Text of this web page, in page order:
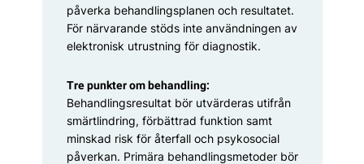
påverka behandlingsplanen och resultatet.
För närvarande stöds inte använd­ningen av
elektronisk utrustning för dia­gnostik.
Tre punkter om behandling:
Behandlingsresultat bör utvärderas utifrån
smärtlindring, förbättrad funktion samt
minskad risk för återfall och psykosocial
påverkan. ­Primära behandlingsmetoder bör